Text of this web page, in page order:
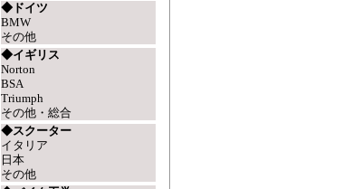
◆ドイツ
BMW
その他
◆イギリス
Norton
BSA
Triumph
その他・総合
◆スクーター
イタリア
日本
その他